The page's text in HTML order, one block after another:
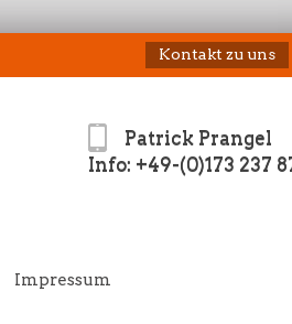
Kontakt zu uns
Patrick Prangel
Info: +49-(0)173 237
Impressum